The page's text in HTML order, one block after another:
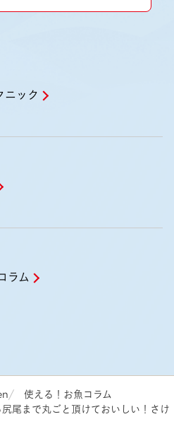
ニック
ラム
使える！お魚コラム
尾まで丸ごと頂けておいしい！さけ